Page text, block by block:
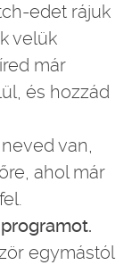
edet rájuk
velük
már
és hozzád
van,
ahol már
egymástól